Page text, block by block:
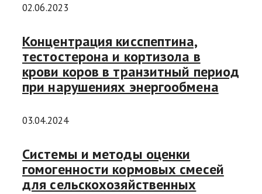
02.06.2023
Концентрация кисспептина,
тестостерона и кортизола в
крови коров в транзитный период
при нарушениях энергообмена
03.04.2024
Системы и методы оценки
гомогенности кормовых смесей
для сельскохозяйственных